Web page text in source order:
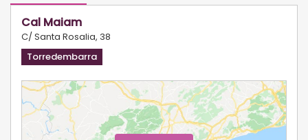
Cal Maiam
C/ Santa Rosalia, 38
Torredembarra